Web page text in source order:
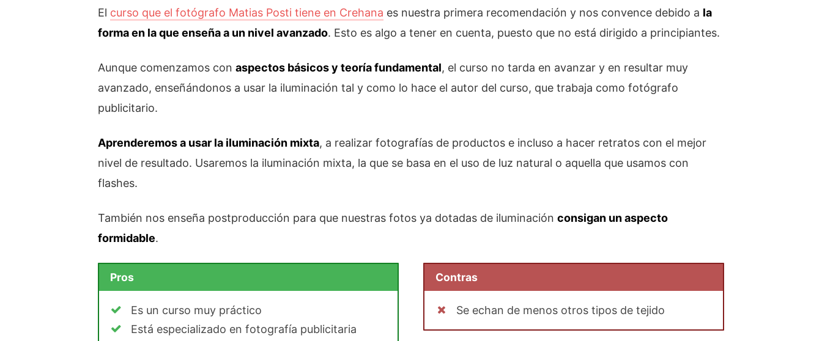
El curso que el fotógrafo Matias Posti tiene en Crehana es nuestra primera recomendación y nos convence debido a la
forma en la que enseña a un nivel avanzado. Esto es algo a tener en cuenta, puesto que no está dirigido a principiantes.
Aunque comenzamos con aspectos básicos y teoría fundamental, el curso no tarda en avanzar y en resultar muy
avanzado, enseñándonos a usar la iluminación tal y como lo hace el autor del curso, que trabaja como fotógrafo
publicitario.
Aprenderemos a usar la iluminación mixta, a realizar fotografías de productos e incluso a hacer retratos con el mejor
nivel de resultado. Usaremos la iluminación mixta, la que se basa en el uso de luz natural o aquella que usamos con
flashes.
También nos enseña postproducción para que nuestras fotos ya dotadas de iluminación consigan un aspecto
formidable.
Pros
Es un curso muy práctico
Está especializado en fotografía publicitaria
Contras
Se echan de menos otros tipos de tejido